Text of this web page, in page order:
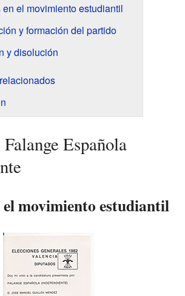
el movimiento estudiantil
y formación del partido
y disolución
Española
el movimiento estudiantil